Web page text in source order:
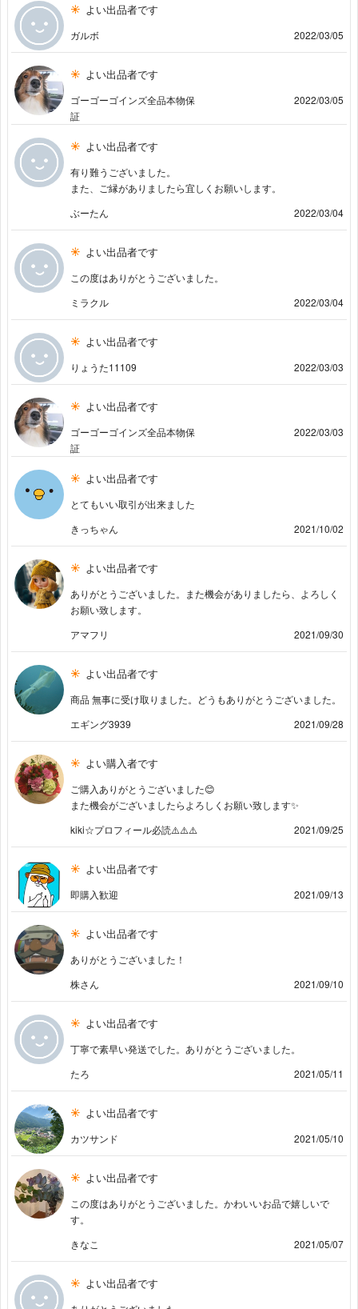
よい出品者です
ガルボ 2022/03/05
よい出品者です
ゴーゴーゴインズ全品本物保
証
2022/03/05
よい出品者です
有り難うございました。
また、ご縁がありましたら宜しくお願いします。
ぶーたん
2022/03/04
よい出品者です
この度はありがとうございました。
ミラクル
2022/03/04
よい出品者です
りょうた11109 2022/03/03
よい出品者です
ゴーゴーゴインズ全品本物保
証
2022/03/03
よい出品者です
とてもいい取引が出来ました
きっちゃん
2021/10/02
よい出品者です
ありがとうございました。また機会がありましたら、よろしく
お願い致します。
アマフリ
2021/09/30
よい出品者です
商品 無事に受け取りました。どうもありがとうございました。
エギング3939
2021/09/28
よい購入者です
ご購入ありがとうございました😊
また機会がございましたらよろしくお願い致します✨
kiki☆プロフィール必読⚠️⚠️⚠️
2021/09/25
よい出品者です
即購入歓迎 2021/09/13
よい出品者です
ありがとうございました！
株さん
2021/09/10
よい出品者です
丁寧で素早い発送でした。ありがとうございました。
たろ
2021/05/11
よい出品者です
カツサンド 2021/05/10
よい出品者です
この度はありがとうございました。かわいいお品で嬉しいで
す。
きなこ
2021/05/07
よい出品者です